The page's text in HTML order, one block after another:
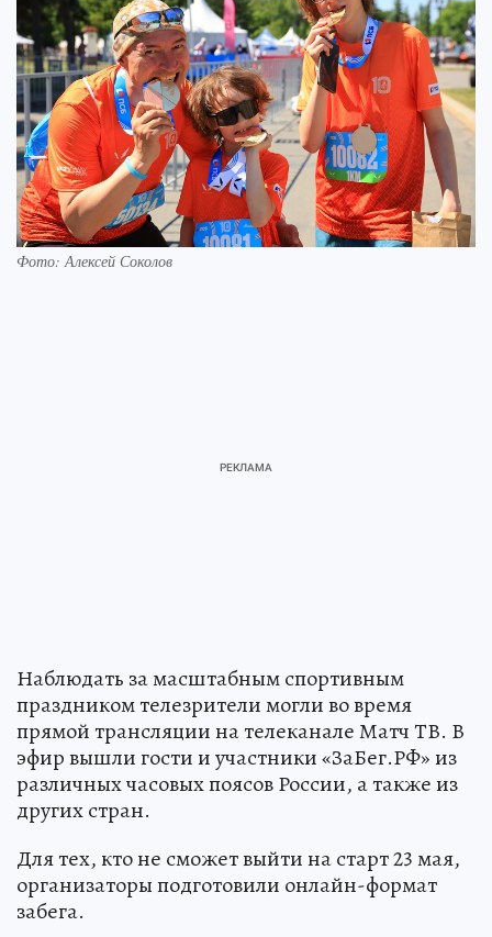
Фото: Алексей Соколов
Наблюдать за масштабным спортивным
праздником телезрители могли во время
прямой трансляции на телеканале Матч ТВ. В
эфир вышли гости и участники «ЗаБег.РФ» из
различных часовых поясов России, а также из
других стран.
Для тех, кто не сможет выйти на старт 23 мая,
организаторы подготовили онлайн-формат
забега.